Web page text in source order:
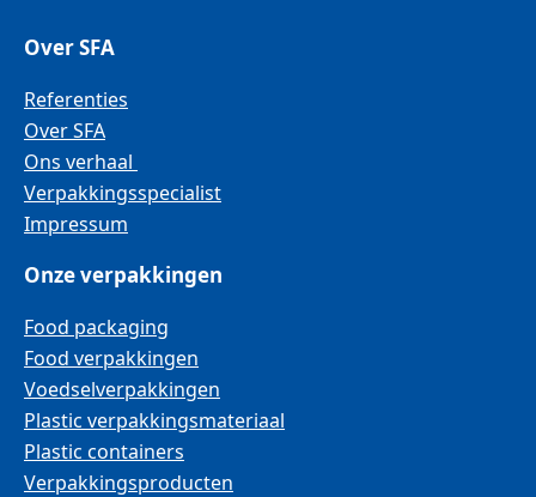
Over SFA
Referenties
Over SFA
Ons verhaal
Verpakkingsspecialist
Impressum
Onze verpakkingen
Food packaging
Food verpakkingen
Voedselverpakkingen
Plastic verpakkingsmateriaal
Plastic containers
Verpakkingsproducten